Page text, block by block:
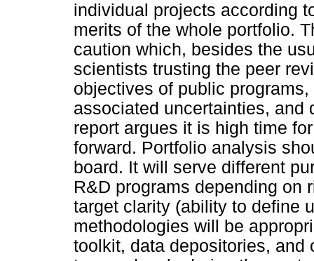
individual projects according
merits of the whole portfolio.
caution which, besides the
scientists trusting the peer
objectives of public
associated uncertainties, and
report argues it is high time
forward. Portfolio analysis
board. It will serve different
R&D programs depending on
target clarity (ability to define
methodologies will be
toolkit, data depositories, and